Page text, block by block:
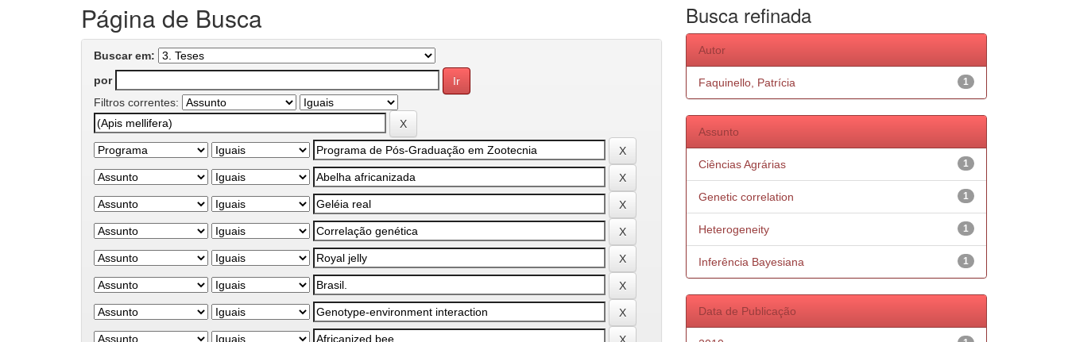
Página de Busca
Buscar em:
por
Filtros correntes:
Busca refinada
Autor
1
Faquinello, Patrícia
Assunto
1
Ciências Agrárias
1
Genetic correlation
1
Heterogeneity
1
Inferência Bayesiana
Data de Publicação